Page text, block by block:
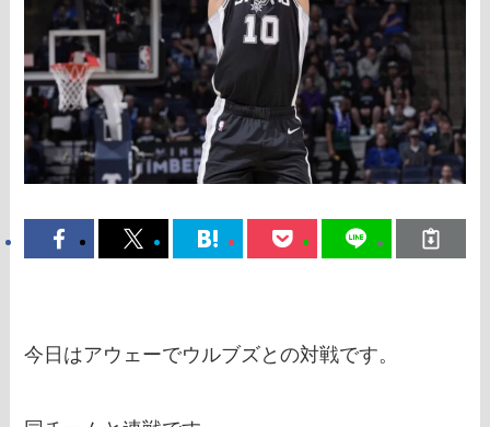
今日はアウェーでウルブズとの対戦です。